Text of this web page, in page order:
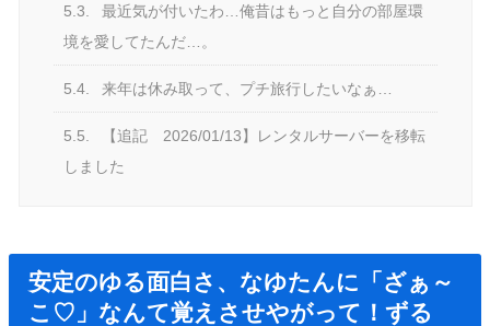
5.3.
最近気が付いたわ…俺昔はもっと自分の部屋環
境を愛してたんだ…。
5.4. 来年は休み取って、プチ旅行したいなぁ…
5.5.
【追記 2026/01/13】レンタルサーバーを移転
しました
安定のゆる面白さ、なゆたんに「ざぁ～
こ♡」なんて覚えさせやがって！ずる